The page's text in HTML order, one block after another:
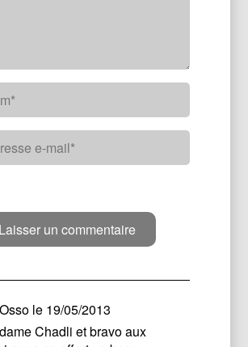
le 19/05/2013
Chadli et bravo aux